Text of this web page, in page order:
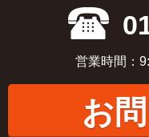
営業時間：
お